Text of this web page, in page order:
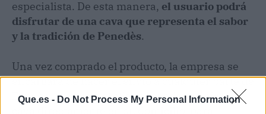
Que.es - Do Not Process My Personal Information
especialista. De esta manera, el usuario podrá
disfrutar de una cava que representa el sabor
y la tradición de Penedès.
Una vez comprado el producto, la empresa se
encargará de hacer el envío a cualquier parte de
España, para que el cliente pueda recibir la